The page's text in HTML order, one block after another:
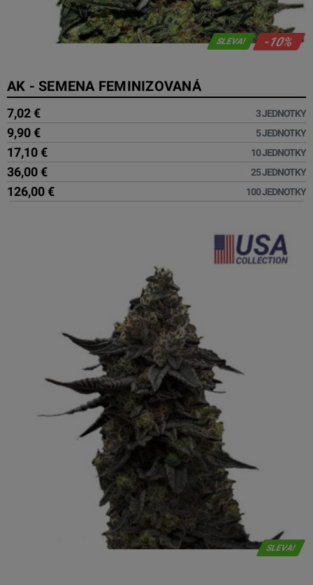
SLEVA! -10%
AK - SEMENA FEMINIZOVANÁ
7,02 € 3 JEDNOTKY
9,90 € 5 JEDNOTKY
17,10 € 10 JEDNOTKY
36,00 € 25 JEDNOTKY
126,00 € 100 JEDNOTKY
SLEVA!